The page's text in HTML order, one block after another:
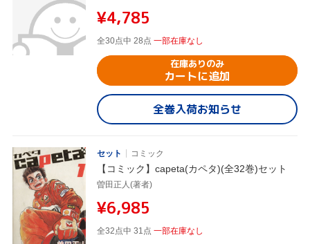
¥4,785
全30点中 28点 一部在庫なし
在庫ありのみ
カートに追加
全巻入荷お知らせ
セット コミック
【コミック】capeta(カペタ)(全32巻)セット
曽田正人(著者)
¥6,985
全32点中 31点 一部在庫なし